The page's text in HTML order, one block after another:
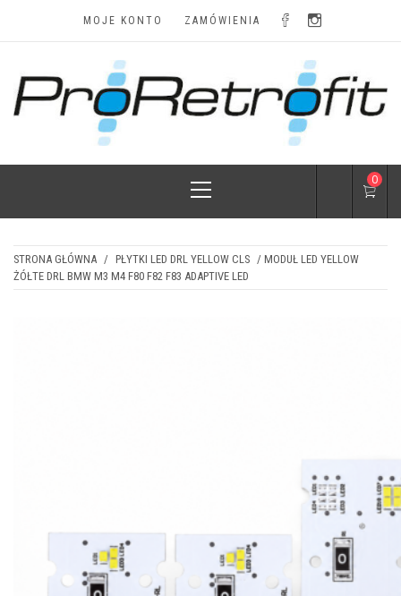
MOJE KONTO ZAMÓWIENIA
LAMPY I
AKCESORIA
Najskuteczniejsze modyfikacje i najatrakcyjniejsze
ceny
Menu
0
STRONA GŁÓWNA / PŁYTKI LED DRL YELLOW CLS / MODUŁ LED YELLOW
ŻÓŁTE DRL BMW M3 M4 F80 F82 F83 ADAPTIVE LED